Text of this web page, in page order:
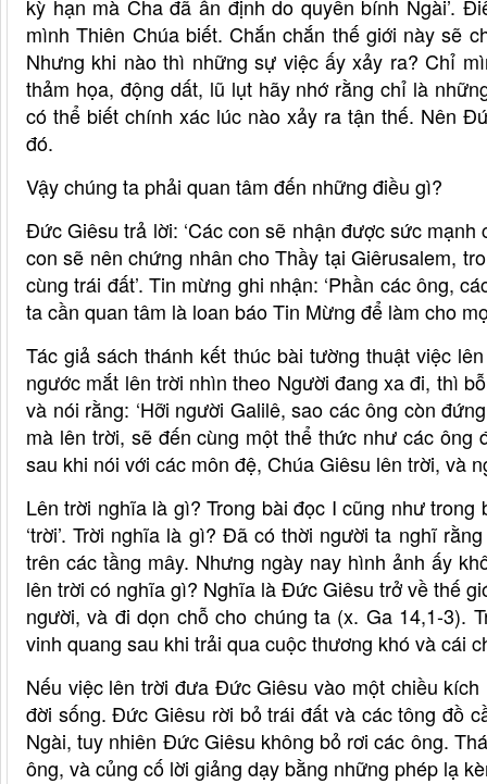
kỳ hạn mà Cha đã ấn định do quyền bính Ngài’.
mình Thiên Chúa biết. Chắn chắn thế giới này sẽ
Nhưng khi nào thì những sự việc ấy xảy ra? Chỉ
thảm họa, động dất, lũ lụt hãy nhớ rằng chỉ là
có thể biết chính xác lúc nào xảy ra tận thế. Nên
đó.
Vậy chúng ta phải quan tâm đến những điều gì?
Đức Giêsu trả lời: ‘Các con sẽ nhận được sức
con sẽ nên chứng nhân cho Thầy tại Giêrusalem,
cùng trái đất’. Tin mừng ghi nhận: ‘Phần các ông,
ta cần quan tâm là loan báo Tin Mừng để làm cho
Tác giả sách thánh kết thúc bài tường thuật việc
ngước mắt lên trời nhìn theo Người đang xa đi, thì
và nói rằng: ‘Hỡi người Galilê, sao các ông còn
mà lên trời, sẽ đến cùng một thể thức như các ông
sau khi nói với các môn đệ, Chúa Giêsu lên trời, và
Lên trời nghĩa là gì? Trong bài đọc I cũng như
‘trời’. Trời nghĩa là gì? Đã có thời người ta nghĩ
trên các tầng mây. Nhưng ngày nay hình ảnh ấy
lên trời có nghĩa gì? Nghĩa là Đức Giêsu trở về thế
người, và đi dọn chỗ cho chúng ta (x. Ga 14,1-3).
vinh quang sau khi trải qua cuộc thương khó và cái
Nếu việc lên trời đưa Đức Giêsu vào một chiều
đời sống. Đức Giêsu rời bỏ trái đất và các tông đồ
Ngài, tuy nhiên Đức Giêsu không bỏ rơi các ông.
ông, và củng cố lời giảng dạy bằng những phép lạ